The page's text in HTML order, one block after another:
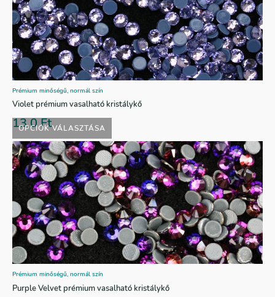
OPCIÓK VÁLASZTÁSA
Prémium minőségű, normál szín
Violet prémium vasalható kristálykő
13,0Ft
Prémium minőségű, normál szín
Purple Velvet prémium vasalható kristálykő